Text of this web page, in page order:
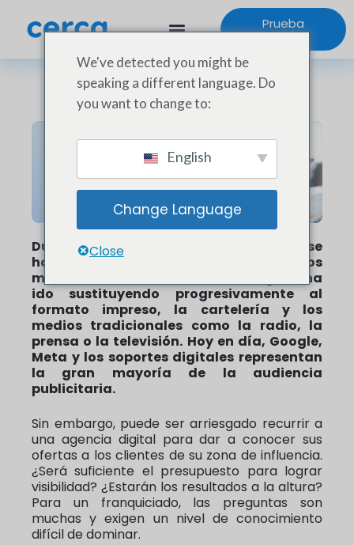
Prueba
gratuita
Durante varios años, los franquiciados se
han enfrentado a la evolución de los
métodos de comunicación. Lo digital ha
ido sustituyendo progresivamente al
formato impreso, la cartelería y los
medios tradicionales como la radio, la
prensa o la televisión. Hoy en día, Google,
Meta y los soportes digitales representan
la gran mayoría de la audiencia
publicitaria.
Sin embargo, puede ser arriesgado recurrir a
una agencia digital para dar a conocer sus
ofertas a los clientes de su zona de influencia.
¿Será suficiente el presupuesto para lograr
visibilidad? ¿Estarán los resultados a la altura?
Para un franquiciado, las preguntas son
muchas y exigen un nivel de conocimiento
difícil de dominar.
We've detected you might be
speaking a different language. Do
you want to change to:
English
Change Language
Close